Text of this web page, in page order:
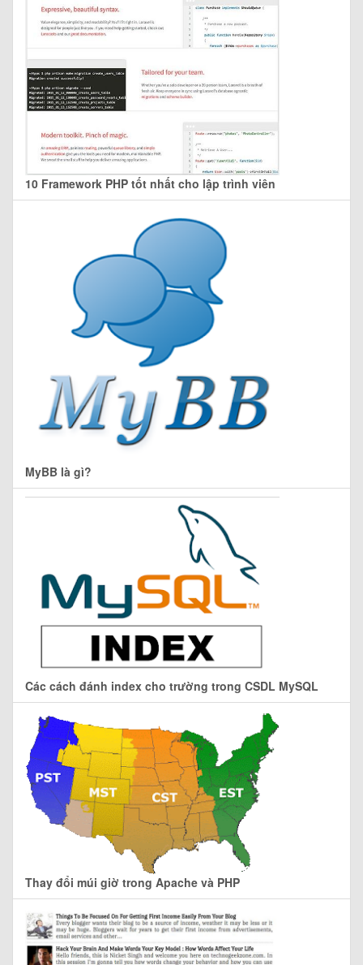
10 Framework PHP tốt nhất cho lập trình viên
MyBB là gì?
Các cách đánh index cho trường trong CSDL MySQL
Thay đổi múi giờ trong Apache và PHP